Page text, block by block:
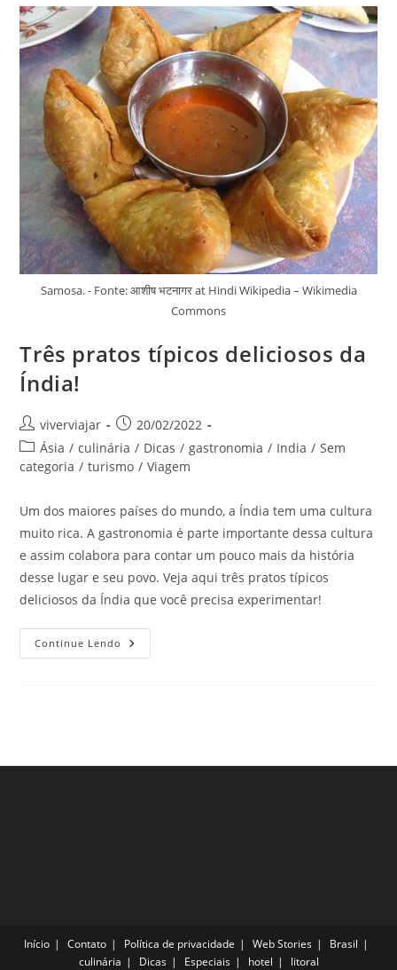
Samosa. - Fonte: आशीष भटनागर at Hindi Wikipedia – Wikimedia
Commons
Três pratos típicos deliciosos da
Índia!
Autor
do
post:
viverviajar
Post
publicado:
20/02/2022
Categoria
do
Ásia / culinária / Dicas / gastronomia / India / Sem
categoria / turismo / Viagem
Um dos maiores países do mundo, a Índia tem uma cultura
muito rica. A gastronomia é parte importante dessa cultura
e assim colabora para contar um pouco mais da história
desse lugar e seu povo. Veja aqui três pratos típicos
deliciosos da Índia que você precisa experimentar!
Continue Lendo Três
Pratos
Início Contato Política de privacidade Web Stories
Brasil
culinária
Dicas Especiais hotel litoral